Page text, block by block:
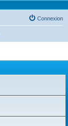
Connexion